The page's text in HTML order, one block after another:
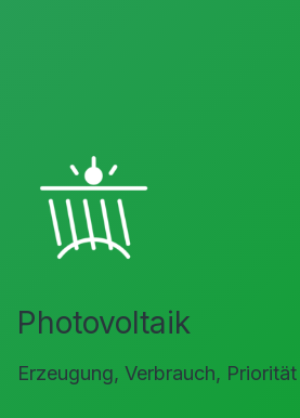
Photovoltaik
Erzeugung, Verbrauch, Priorität